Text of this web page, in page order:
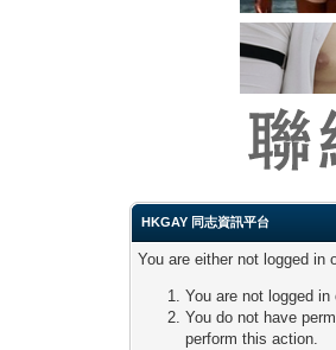
HKGAY 同志資訊平台
You are either not logged in
You are not logged
You do not have
perform this action.